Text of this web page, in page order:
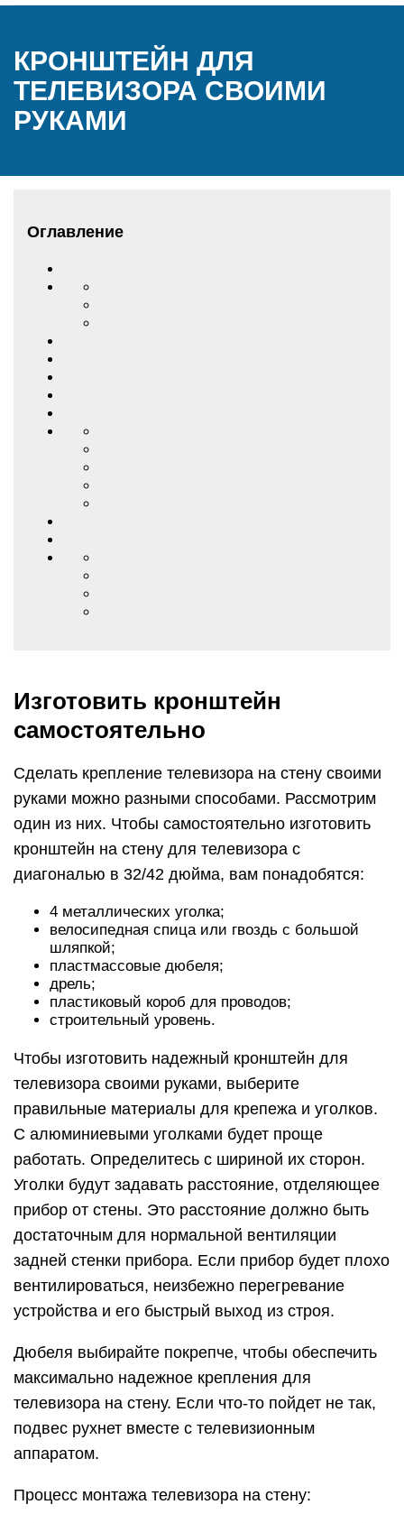
КРОНШТЕЙН ДЛЯ
ТЕЛЕВИЗОРА СВОИМИ
РУКАМИ
Оглавление
Изготовить кронштейн
самостоятельно
Сделать крепление телевизора на стену своими
руками можно разными способами. Рассмотрим
один из них. Чтобы самостоятельно изготовить
кронштейн на стену для телевизора с
диагональю в 32/42 дюйма, вам понадобятся:
4 металлических уголка;
велосипедная спица или гвоздь с большой
шляпкой;
пластмассовые дюбеля;
дрель;
пластиковый короб для проводов;
строительный уровень.
Чтобы изготовить надежный кронштейн для
телевизора своими руками, выберите
правильные материалы для крепежа и уголков.
С алюминиевыми уголками будет проще
работать. Определитесь с шириной их сторон.
Уголки будут задавать расстояние, отделяющее
прибор от стены. Это расстояние должно быть
достаточным для нормальной вентиляции
задней стенки прибора. Если прибор будет плохо
вентилироваться, неизбежно перегревание
устройства и его быстрый выход из строя.
Дюбеля выбирайте покрепче, чтобы обеспечить
максимально надежное крепления для
телевизора на стену. Если что-то пойдет не так,
подвес рухнет вместе с телевизионным
аппаратом.
Процесс монтажа телевизора на стену: